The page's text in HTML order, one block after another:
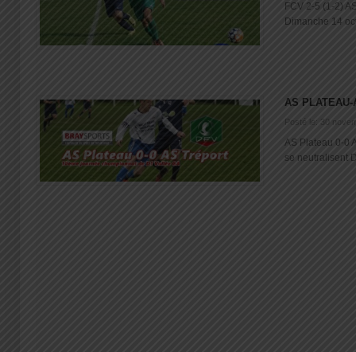
FCV 2-5 (1-2)
Dimanche 14
AS PLATEAU-
Posté le: 30
AS Plateau 0-0
se neutralisent